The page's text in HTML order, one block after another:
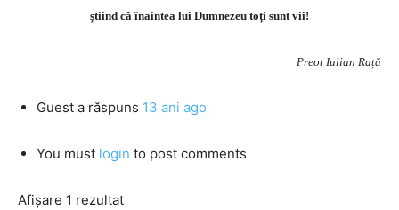
știind că înaintea lui Dumnezeu toți sunt vii!
Preot Iulian Rață
Guest a răspuns 13 ani ago
You must login to post comments
Afișare 1 rezultat